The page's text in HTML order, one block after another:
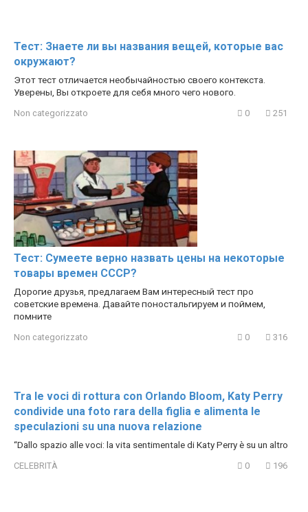
Тест: Знаете ли вы названия вещей, которые вас
окружают?
Этот тест отличается необычайностью своего контекста.
Уверены, Вы откроете для себя много чего нового.
Non categorizzato 0 251
Тест: Сумеете верно назвать цены на некоторые
товары времен СССР?
Дорогие друзья, предлагаем Вам интересный тест про
советские времена. Давайте поностальгируем и поймем,
помните
Non categorizzato 0 316
Tra le voci di rottura con Orlando Bloom, Katy Perry
condivide una foto rara della figlia e alimenta le
speculazioni su una nuova relazione
“Dallo spazio alle voci: la vita sentimentale di Katy Perry è su un altro
CELEBRITÀ 0 196